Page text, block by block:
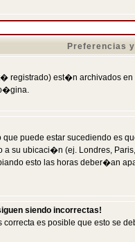
Preferencias
registrado) est�n archivados
que puede estar sucediendo es
a su ubicaci�n (ej. Londres,
esto las horas deber�an
siendo incorrectas!
es posible que esto se